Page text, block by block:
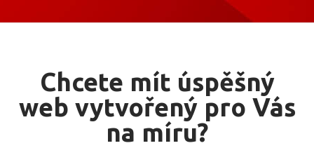
Chcete mít úspěšný
web vytvořený pro Vás
na míru?